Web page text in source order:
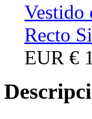
Vestido
Recto
EUR €